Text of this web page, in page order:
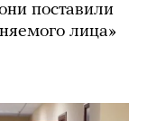
поставили
лица»